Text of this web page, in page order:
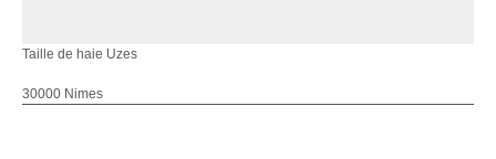
Taille de haie Uzes
30000 Nimes